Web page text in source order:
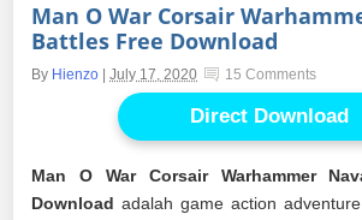
Man O War Corsair
Battles Free Download
By Hienzo |July 17, 2020 15 Comments
Direct Download
Man O War Corsair Warhammer
Download adalah game action